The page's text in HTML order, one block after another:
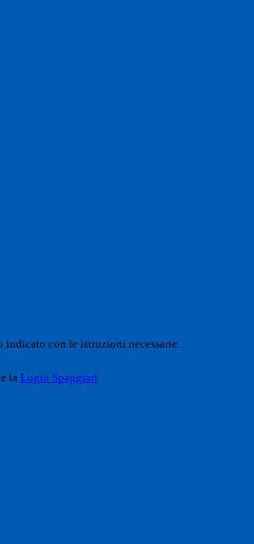
con le istruzioni necessarie.
la Login Spaggiari